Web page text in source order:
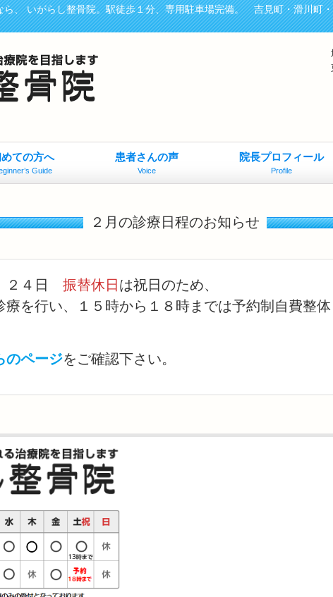
ら、 いがらし整骨院。駅徒歩１分、専用駐車場完備。 吉見町・滑川町
ての方へ
Guide
患者さんの声
Voice
院長プロフィール
Profile
２月の診療日程のお知らせ
２４日 振替休日 は祝日のため、
療を行い、１５時から１８時までは予約制自費整体
のページをご確認下さい。